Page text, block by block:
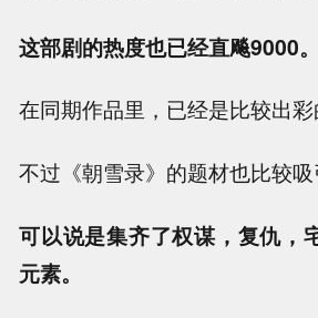
这部剧的热度也已经直飚9000。
在同期作品里，已经是比较出彩
不过《朝雪录》的题材也比较吸
可以说是集齐了权谋，复仇，
元素。